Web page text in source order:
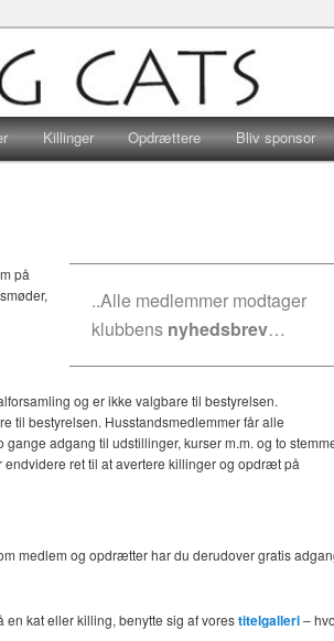
Cats
banker for huskatte eller racekatte, er
Killinger Opdrættere Bliv sponsor
..Alle medlemmer modtager
klubbens nyhedsbrev…
på
og er ikke valgbare til bestyrelsen.
til bestyrelsen. Husstandsmedlemmer får alle
adgang til udstillinger, kurser m.m. og to
ret til at avertere killinger og opdræt på
medlem og opdrætter har du derudover gratis
en kat eller killing, benytte sig af vorestitelgalleri–